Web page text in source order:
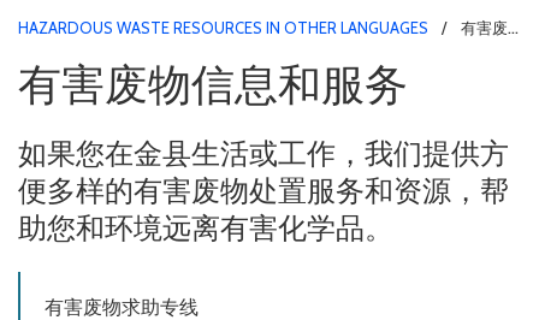
HAZARDOUS WASTE RESOURCES IN OTHER LANGUAGES
有害废
有害废物信息和服务
如果您在金县生活或工作，我们提供方
便多样的有害废物处置服务和资源，帮
助您和环境远离有害化学品。
有害废物求助专线